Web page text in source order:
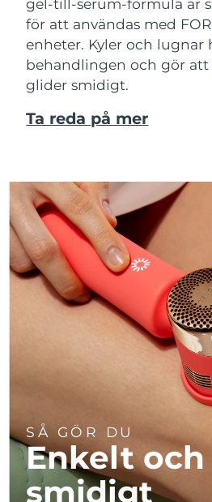
för att användas med
enheter. Kyler och lugnar
behandlingen och gör att
glider smidigt.
Ta reda på mer
SÅ GÖR DU
Enkelt och
smidigt